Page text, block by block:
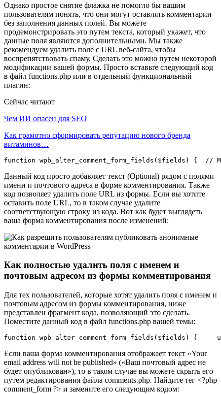
Однако простое снятие флажка не помогло бы вашим
пользователям понять, что они могут оставлять комментарии
без заполнения данных полей. Вы можете
продемонстрировать это путем текста, который укажет, что
данные поля являются дополнительными. Мы также
рекомендуем удалить поле с URL веб-сайта, чтобы
воспрепятствовать спаму. Сделать это можно путем некоторой
модификации вашей формы. Просто вставьте следующий код
в файл functions.php или в отдельный функциональный
плагин:
Сейчас читают
Чем ИИ опасен для SEO
Как грамотно сформировать репутацию нового бренда
витаминов…
Данный код просто добавляет текст (Optional) рядом с полями
имени и почтового адреса в форме комментирования. Также
код позволяет удалить поле URL из формы. Если вы хотите
оставить поле URL, то в таком случае удалите
соответствующую строку из кода. Вот как будет выглядеть
ваша форма комментирования после изменений:
Как полностью удалить поля с именем и
почтовым адресом из формы комментирования
Для тех пользователей, которые хотят удалить поля с именем и
почтовым адресом из формы комментирования, ниже
представлен фрагмент кода, позволяющий это сделать.
Поместите данный код в файл functions.php вашей темы:
function wpb_alter_comment_form_fields($fields)
Если ваша форма комментирования отображает текст «Your
email address will not be published» («Ваш почтовый адрес не
будет опубликован»), то в таком случае вы можете скрыть его
путем редактирования файла comments.php. Найдите тег <?php
comment_form ?> и замените его следующим кодом: